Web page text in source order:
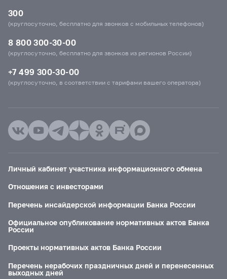
300
(круглосуточно, бесплатно для звонков с мобильных телефонов)
8 800 300-30-00
(круглосуточно, бесплатно для звонков из регионов России)
+7 499 300-30-00
(круглосуточно, в соответствии с тарифами вашего оператора)
Личный кабинет участника информационного обмена
Отношения с инвесторами
Перечень инсайдерской информации Банка России
Официальное опубликование нормативных актов Банка
России
Проекты нормативных актов Банка России
Перечень нерабочих праздничных дней и перенесенных
выходных дней